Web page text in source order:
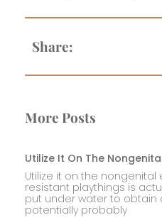
Share:
More Posts
Utilize It On The
Utilize it on the nongenital
resistant playthings is
put under water to obtain
potentially probably